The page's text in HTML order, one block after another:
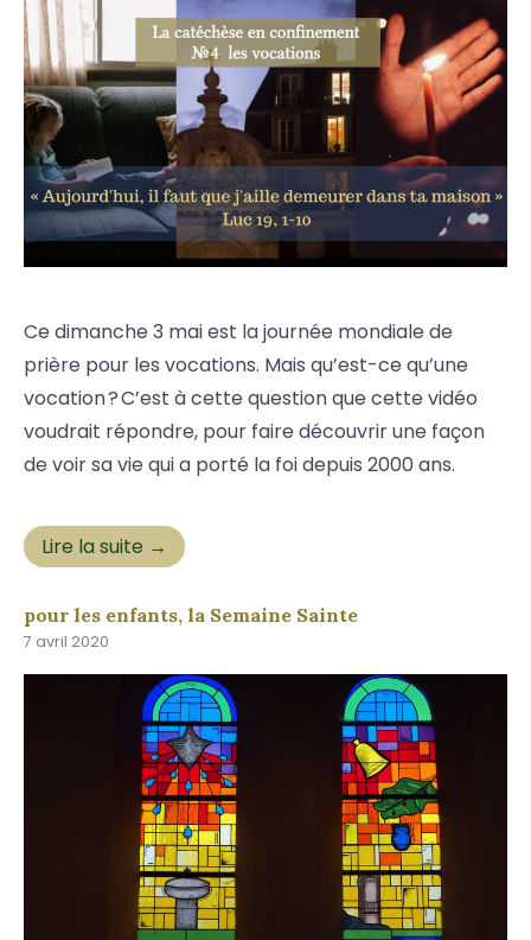
Ce dimanche 3 mai est la journée mondiale de
prière pour les vocations. Mais qu’est-ce qu’une
vocation ? C’est à cette question que cette vidéo
voudrait répondre, pour faire découvrir une façon
de voir sa vie qui a porté la foi depuis 2000 ans.
Lire la suite →
pour les enfants, la Semaine Sainte
7 avril 2020